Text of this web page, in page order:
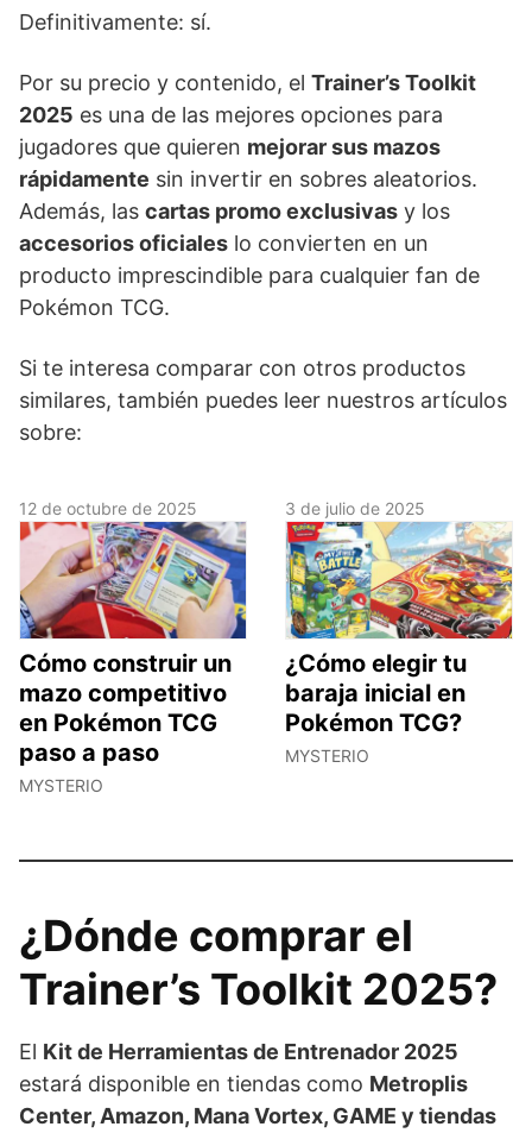
Definitivamente: sí.
Por su precio y contenido, el Trainer’s Toolkit
2025 es una de las mejores opciones para
jugadores que quieren mejorar sus mazos
rápidamente sin invertir en sobres aleatorios.
Además, las cartas promo exclusivas y los
accesorios oficiales lo convierten en un
producto imprescindible para cualquier fan de
Pokémon TCG.
Si te interesa comparar con otros productos
similares, también puedes leer nuestros artículos
sobre:
12 de octubre de 2025
Cómo construir un
mazo competitivo
en Pokémon TCG
paso a paso
MYSTERIO
3 de julio de 2025
¿Cómo elegir tu
baraja inicial en
Pokémon TCG?
MYSTERIO
¿Dónde comprar el
Trainer’s Toolkit 2025?
El Kit de Herramientas de Entrenador 2025
estará disponible en tiendas como Metroplis
Center, Amazon, Mana Vortex, GAME y tiendas